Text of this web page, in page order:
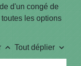
d'un congé de
les options
keyboard_arrow_up Tout déplier keyboard_arrow_down